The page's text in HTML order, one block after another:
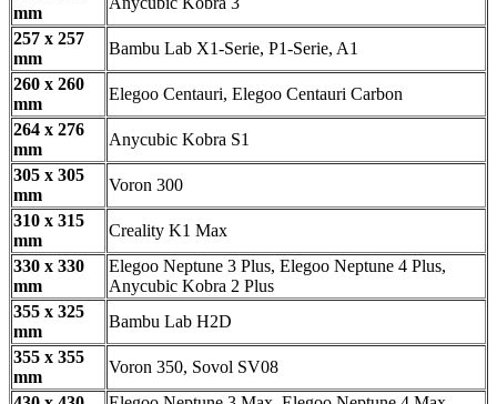
mm
257 x 257
mm
Bambu Lab X1-Serie, P1-Serie, A1
260 x 260
mm
Elegoo Centauri, Elegoo Centauri Carbon
264 x 276
mm
Anycubic Kobra S1
305 x 305
mm
Voron 300
310 x 315
mm
Creality K1 Max
330 x 330
mm
Elegoo Neptune 3 Plus, Elegoo Neptune 4 Plus,
Anycubic Kobra 2 Plus
355 x 325
mm
Bambu Lab H2D
355 x 355
mm
Voron 350, Sovol SV08